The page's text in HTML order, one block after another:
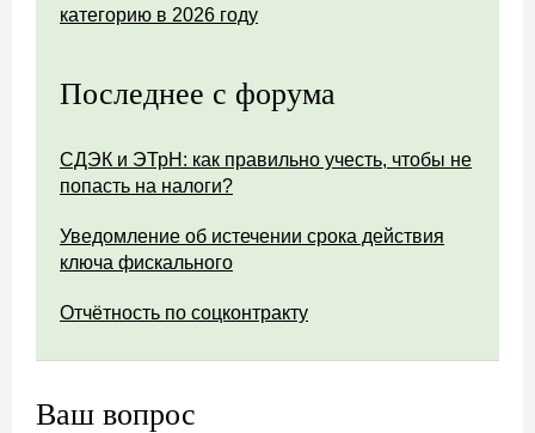
категорию в 2026 году
Последнее с форума
СДЭК и ЭТрН: как правильно учесть, чтобы не
попасть на налоги?
Уведомление об истечении срока действия
ключа фискального
Отчётность по соцконтракту
Ваш вопрос